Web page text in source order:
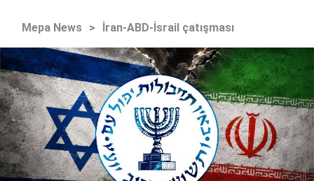
Mepa News > İran-ABD-İsrail çatışması